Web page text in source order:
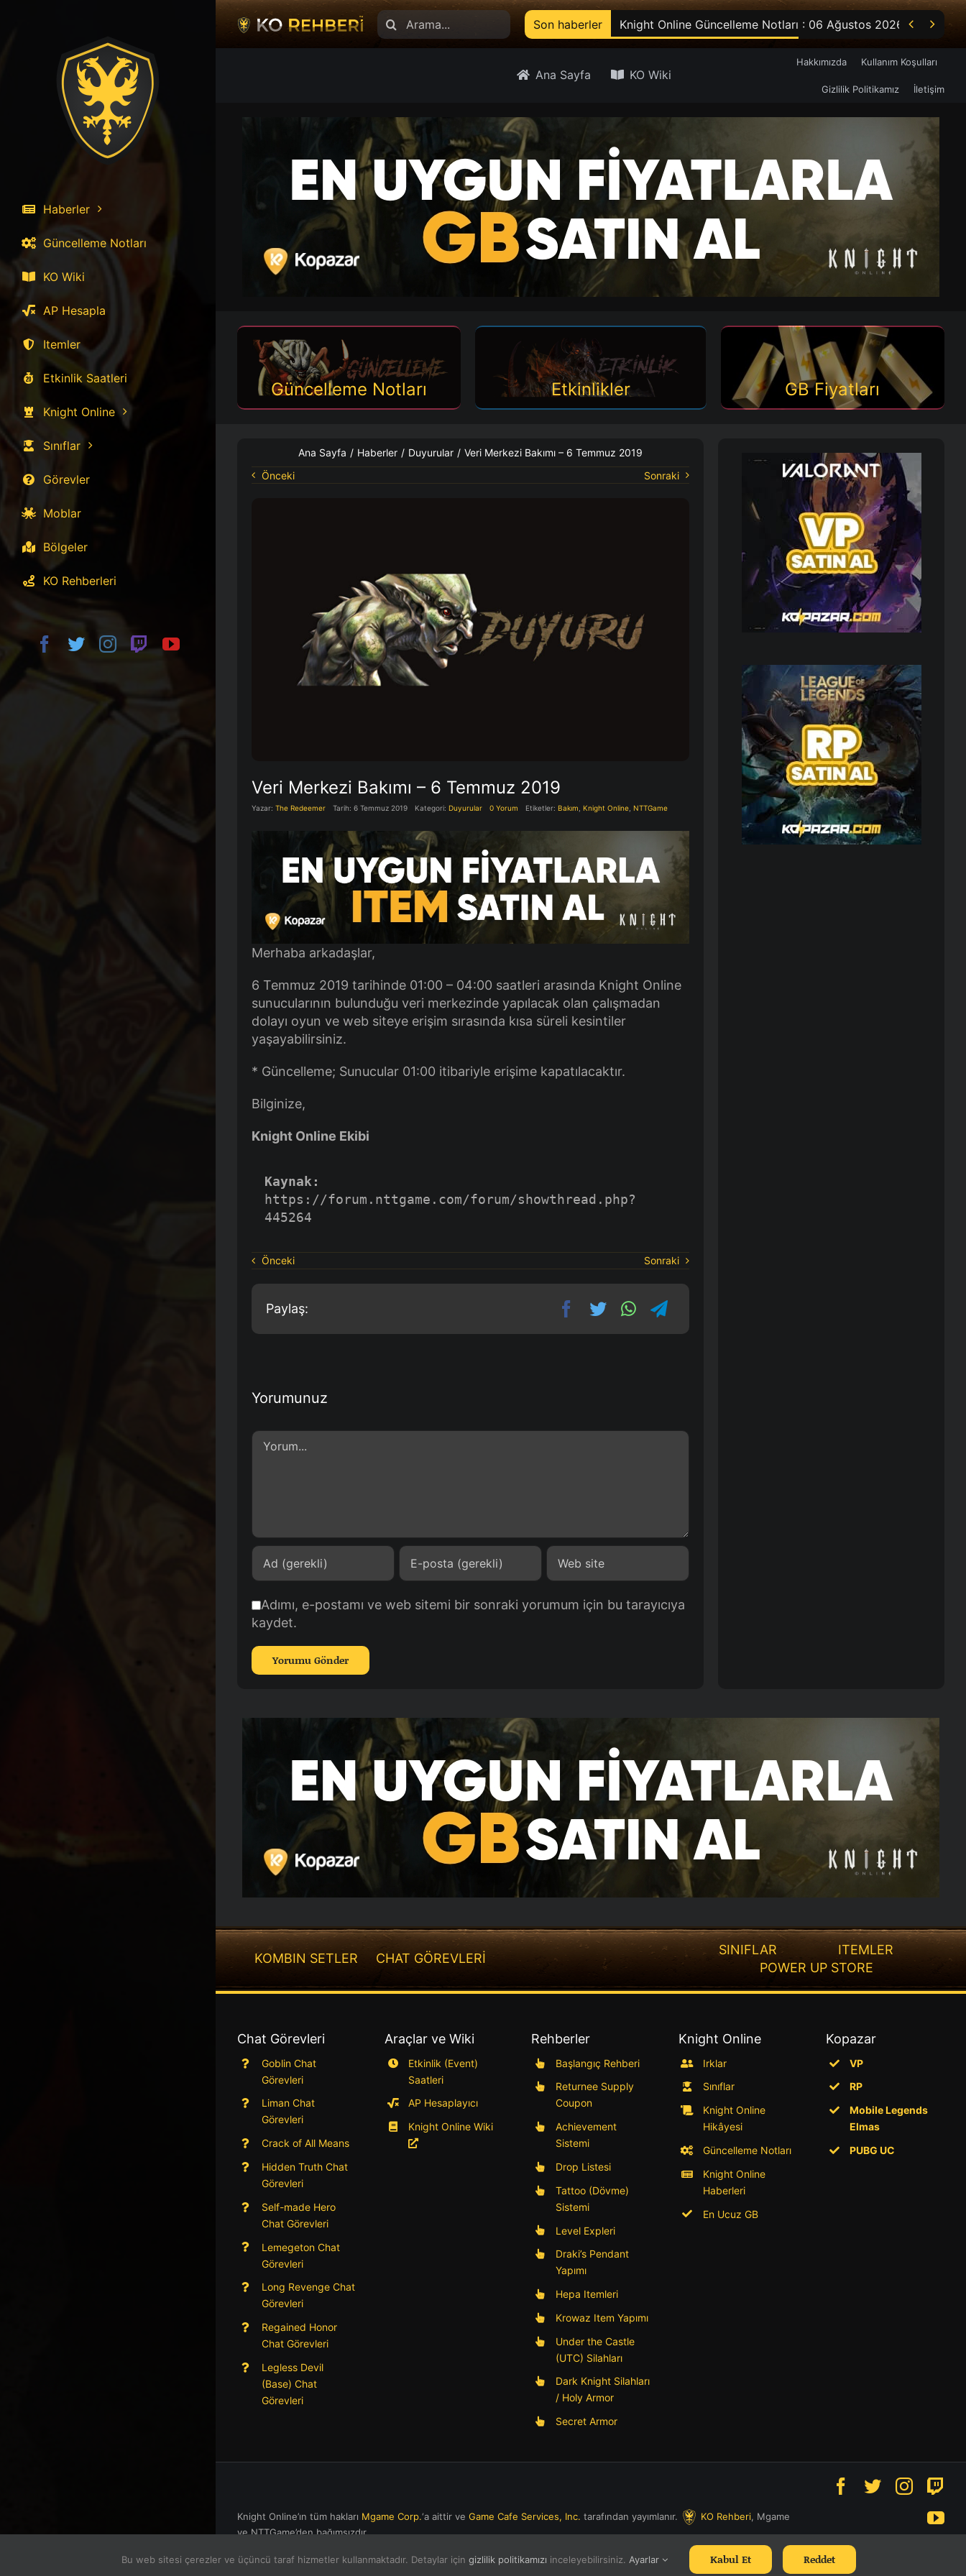
Haberler
Güncelleme Notları
KO Wiki
AP Hesapla
Itemler
Etkinlik Saatleri
Knight Online
Sınıflar
Görevler
Moblar
Bölgeler
KO Rehberleri
Search
for:
Son haberler Knight Online Güncelleme Notları : 06 Ağustos 2026  
Ana Sayfa KO Wiki
Hakkımızda Kullanım Koşulları
Gizlilik Politikamız İletişim
Güncelleme Notları Etkinlikler GB Fiyatları
Ana Sayfa / Haberler / Duyurular / Veri Merkezi Bakımı – 6 Temmuz 2019
Önceki
Sonraki
Veri Merkezi Bakımı – 6 Temmuz 2019
Yazar: The Redeemer Tarih: 6 Temmuz 2019 Kategori: Duyurular 0 Yorum Etiketler: Bakım Knight Online NTTGame
Merhaba arkadaşlar,
6 Temmuz 2019 tarihinde 01:00 – 04:00 saatleri arasında Knight Online
sunucularının bulunduğu veri merkezinde yapılacak olan çalışmadan
dolayı oyun ve web siteye erişim sırasında kısa süreli kesintiler
yaşayabilirsiniz.
* Güncelleme; Sunucular 01:00 itibariyle erişime kapatılacaktır.
Bilginize,
Knight Online Ekibi
Kaynak:
https://forum.nttgame.com/forum/showthread.php?
445264
Önceki Sonraki
Paylaş:
Yorumunuz
Comment
Adımı, e-postamı ve web sitemi bir sonraki yorumum için bu tarayıcıya
kaydet.
KOMBIN SETLER CHAT GÖREVLERİ
SINIFLAR
ITEMLER
POWER UP STORE
Chat Görevleri
Goblin Chat
Görevleri
Liman Chat
Görevleri
Crack of All Means
Hidden Truth Chat
Görevleri
Self-made Hero
Chat Görevleri
Lemegeton Chat
Görevleri
Long Revenge Chat
Görevleri
Regained Honor
Chat Görevleri
Legless Devil
(Base) Chat
Görevleri
Araçlar ve Wiki
Etkinlik (Event)
Saatleri
AP Hesaplayıcı
Knight Online Wiki
Rehberler
Başlangıç Rehberi
Returnee Supply
Coupon
Achievement
Sistemi
Drop Listesi
Tattoo (Dövme)
Sistemi
Level Expleri
Draki’s Pendant
Yapımı
Hepa Itemleri
Krowaz Item Yapımı
Under the Castle
(UTC) Silahları
Dark Knight Silahları
/ Holy Armor
Secret Armor
Knight Online
Irklar
Sınıflar
Knight Online
Hikâyesi
Güncelleme Notları
Knight Online
Haberleri
En Ucuz GB
Kopazar
VP
RP
Mobile Legends
Elmas
PUBG UC
Knight Online’ın tüm hakları Mgame Corp.‘a aittir ve Game Cafe Services, Inc. tarafından yayımlanır. KO Rehberi, Mgame
ve NTTGame’den bağımsızdır.
Bu web sitesi çerezler ve üçüncü taraf hizmetler kullanmaktadır. Detaylar için gizlilik politikamızı inceleyebilirsiniz. Ayarlar Kabul Et Reddet